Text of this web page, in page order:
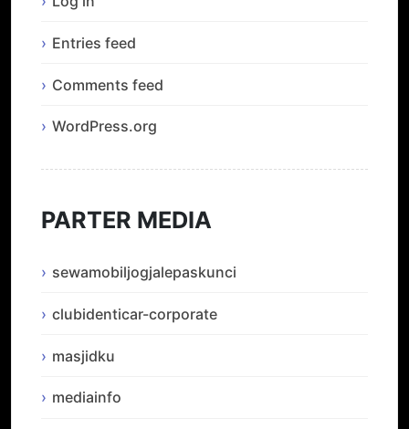
Entries feed
Comments feed
WordPress.org
PARTER MEDIA
sewamobiljogjalepaskunci
clubidenticar-corporate
masjidku
mediainfo